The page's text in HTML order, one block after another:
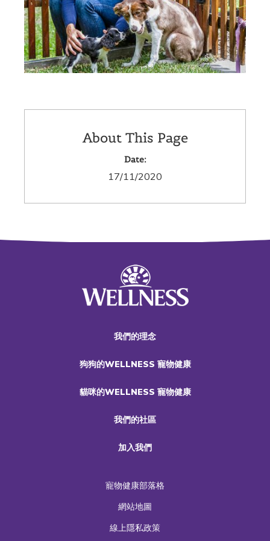
About This Page
Date:
17/11/2020
我們的理念
狗狗的WELLNESS 寵物健康
貓咪的WELLNESS 寵物健康
我們的社區
加入我們
寵物健康部落格
網站地圖
線上隱私政策